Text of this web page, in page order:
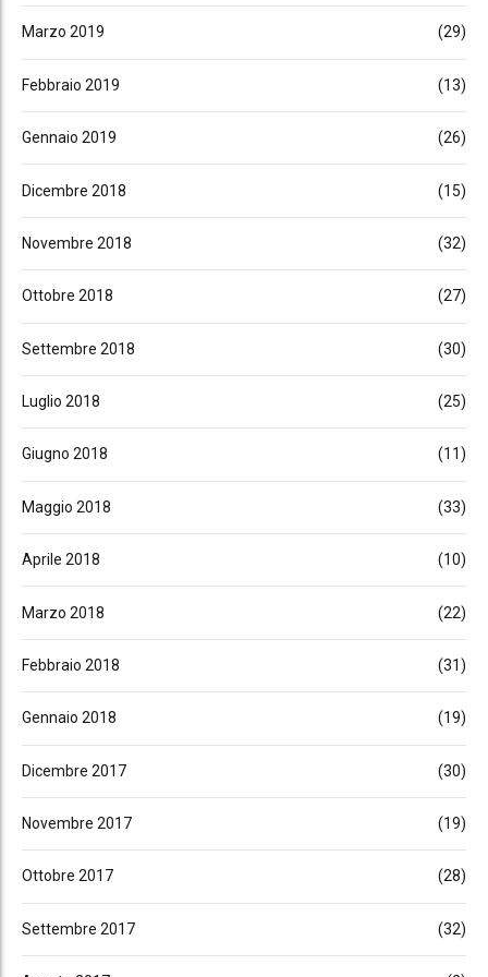
Marzo 2019 (29)
Febbraio 2019 (13)
Gennaio 2019 (26)
Dicembre 2018 (15)
Novembre 2018 (32)
Ottobre 2018 (27)
Settembre 2018 (30)
Luglio 2018 (25)
Giugno 2018 (11)
Maggio 2018 (33)
Aprile 2018 (10)
Marzo 2018 (22)
Febbraio 2018 (31)
Gennaio 2018 (19)
Dicembre 2017 (30)
Novembre 2017 (19)
Ottobre 2017 (28)
Settembre 2017 (32)